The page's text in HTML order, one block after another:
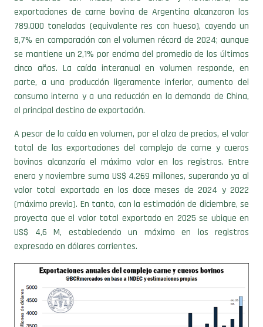
789.000 toneladas (equivalente res con hueso), cayendo un
8,7% en comparación con el volumen récord de 2024; aunque
se mantiene un 2,1% por encima del promedio de los últimos
cinco años. La caída interanual en volumen responde, en
parte, a una producción ligeramente inferior, aumento del
consumo interno y a una reducción en la demanda de China,
el principal destino de exportación.
A pesar de la caída en volumen, por el alza de precios, el valor
total de las exportaciones del complejo de carne y cueros
bovinos alcanzaría el máximo valor en los registros. Entre
enero y noviembre suma US$ 4.269 millones, superando ya al
valor total exportado en los doce meses de 2024 y 2022
(máximo previo). En tanto, con la estimación de diciembre, se
proyecta que el valor total exportado en 2025 se ubique en
US$ 4,6 M, estableciendo un máximo en los registros
expresado en dólares corrientes.